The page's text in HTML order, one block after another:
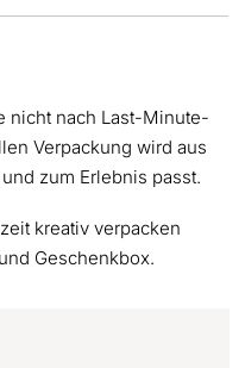
nicht nach Last-Minute-
Verpackung wird aus
zum Erlebnis passt.
kreativ verpacken
Geschenkbox.